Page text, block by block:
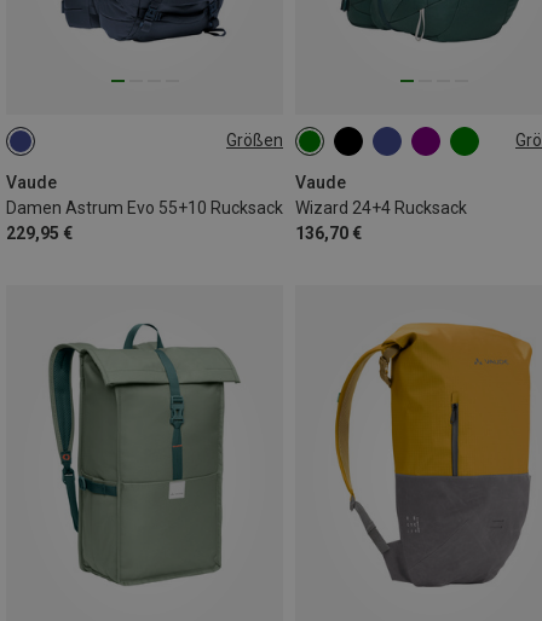
Größen
Vaude
Damen Astrum Evo 55+10 Rucksack
229,95 €
55L+10L
Vaude
Wizard 24+4 Rucksack
136,70 €
24+4L